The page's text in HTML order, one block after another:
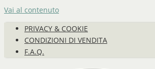
Vai al contenuto
PRIVACY & COOKIE
CONDIZIONI DI VENDITA
F.A.Q.